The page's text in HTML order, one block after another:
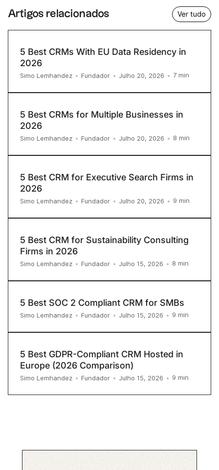
Artigos relacionados Ver tudo
5 Best CRMs With EU Data Residency in
2026
Simo Lemhandez • Fundador • Julho 20, 2026 • 7 min
5 Best CRMs for Multiple Businesses in
2026
Simo Lemhandez • Fundador • Julho 20, 2026 • 8 min
5 Best CRM for Executive Search Firms in
2026
Simo Lemhandez • Fundador • Julho 20, 2026 • 9 min
5 Best CRM for Sustainability Consulting
Firms in 2026
Simo Lemhandez • Fundador • Julho 15, 2026 • 8 min
5 Best SOC 2 Compliant CRM for SMBs
Simo Lemhandez • Fundador • Julho 15, 2026 • 9 min
5 Best GDPR-Compliant CRM Hosted in
Europe (2026 Comparison)
Simo Lemhandez • Fundador • Julho 15, 2026 • 9 min